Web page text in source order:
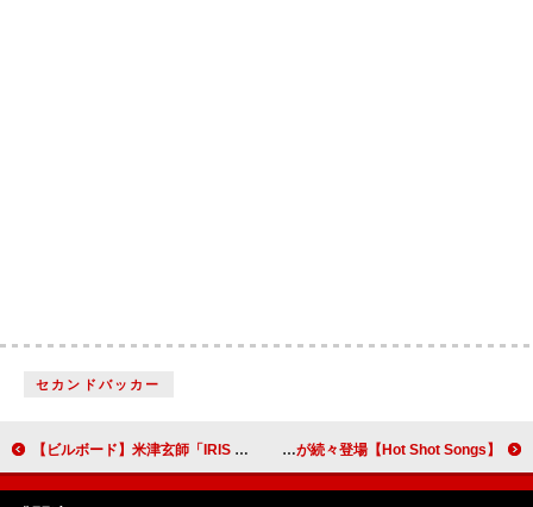
セカンドバッカー
【ビルボード】米津玄師「IRIS OUT」DLソング首位返り咲き Snow Man「悪戯な天使」が2位に続く 【Hot Shot Songs】TOMORROW X TOGETHER「Can't Stop」首位、ONE N' ONLY／BOYNEXTDOORら新曲が続々登場